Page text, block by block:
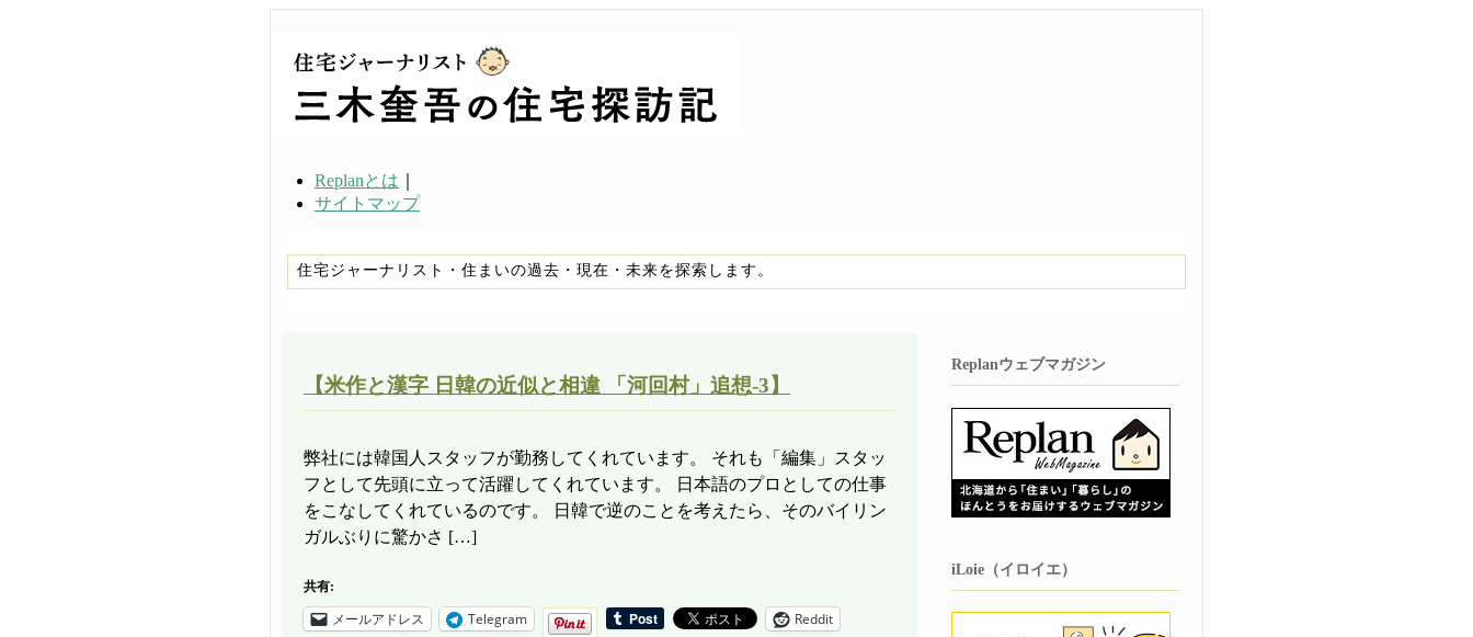
Replanとは
サイトマップ
住宅ジャーナリスト・住まいの過去・現在・未来を探索します。
【米作と漢字 日韓の近似と相違 「河回村」追想-3】
弊社には韓国人スタッフが勤務してくれています。 それも「編集」スタッ
フとして先頭に立って活躍してくれています。 日本語のプロとしての仕事
をこなしてくれているのです。 日韓で逆のことを考えたら、そのバイリン
ガルぶりに驚かさ […]
共有:
メールアドレス Telegram
Reddit
Replanウェブマガジン
iLoie（イロイエ）